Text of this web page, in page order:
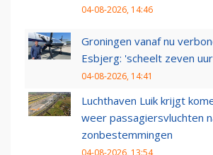
04-08-2026, 14:46
Groningen vanaf nu
Esbjerg: 'scheelt zeven
04-08-2026, 14:41
Luchthaven Luik krijgt
weer passagiersvluchten
zonbestemmingen
04-08-2026, 13:54